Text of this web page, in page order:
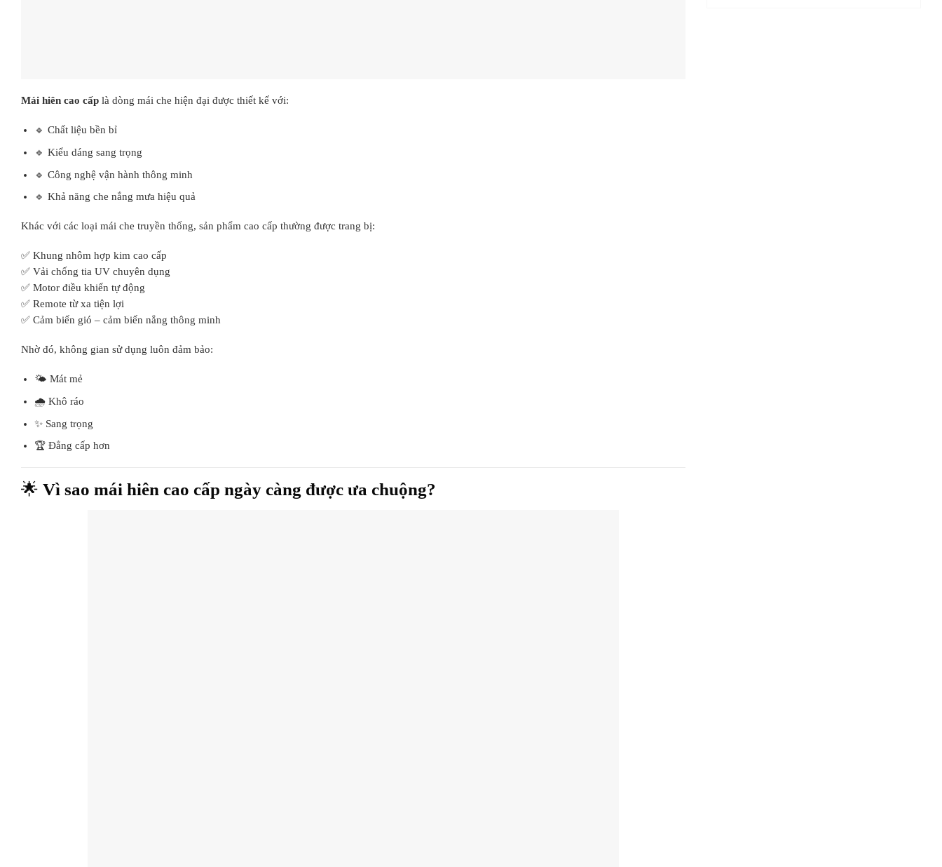
Mái hiên cao cấp là dòng mái che hiện đại được thiết kế với:
🔹 Chất liệu bền bỉ
🔹 Kiểu dáng sang trọng
🔹 Công nghệ vận hành thông minh
🔹 Khả năng che nắng mưa hiệu quả
Khác với các loại mái che truyền thống, sản phẩm cao cấp thường được trang bị:
✅ Khung nhôm hợp kim cao cấp
✅ Vải chống tia UV chuyên dụng
✅ Motor điều khiển tự động
✅ Remote từ xa tiện lợi
✅ Cảm biến gió – cảm biến nắng thông minh
Nhờ đó, không gian sử dụng luôn đảm bảo:
🌤️ Mát mẻ
🌧️ Khô ráo
✨ Sang trọng
🏆 Đẳng cấp hơn
🌟 Vì sao mái hiên cao cấp ngày càng được ưa chuộng?